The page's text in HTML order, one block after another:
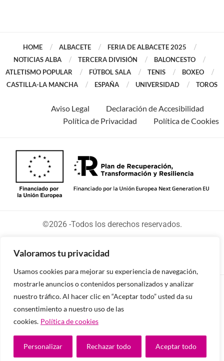
Valoramos tu privacidad
Usamos cookies para mejorar su experiencia de navegación,
mostrarle anuncios o contenidos personalizados y analizar
nuestro tráfico. Al hacer clic en “Aceptar todo” usted da su
consentimiento a nuestro uso de las
cookies. Política de cookies
Personalizar Rechazar todo Aceptar todo
HOME ALBACETE
FERIA DE ALBACETE 2025
NOTICIAS ALBA
TERCERA DIVISIÓN
BALONCESTO
ATLETISMO POPULAR
FÚTBOL SALA TENIS
BOXEO
CASTILLA-LA MANCHA
ESPAÑA UNIVERSIDAD TOROS
Aviso Legal
Declaración de Accesibilidad
Política de Privacidad
Política de Cookies
©2026 -Todos los derechos reservados.
Diseñado y desarrollado por tu equipo Imedia
Comunicación